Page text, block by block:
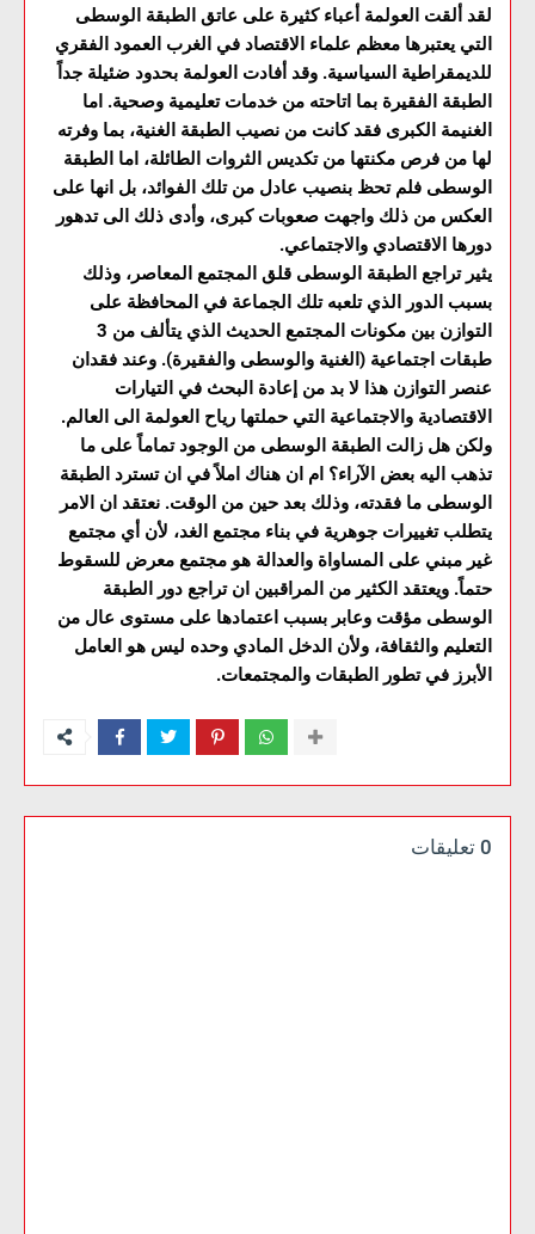
لقد ألقت العولمة أعباء كثيرة على عاتق الطبقة الوسطى
التي يعتبرها معظم علماء الاقتصاد في الغرب العمود الفقري
للديمقراطية السياسية. وقد أفادت العولمة بحدود ضئيلة جداً
الطبقة الفقيرة بما اتاحته من خدمات تعليمية وصحية. اما
الغنيمة الكبرى فقد كانت من نصيب الطبقة الغنية، بما وفرته
لها من فرص مكنتها من تكديس الثروات الطائلة، اما الطبقة
الوسطى فلم تحظ بنصيب عادل من تلك الفوائد، بل انها على
العكس من ذلك واجهت صعوبات كبرى، وأدى ذلك الى تدهور
دورها الاقتصادي والاجتماعي.
يثير تراجع الطبقة الوسطى قلق المجتمع المعاصر، وذلك
بسبب الدور الذي تلعبه تلك الجماعة في المحافظة على
التوازن بين مكونات المجتمع الحديث الذي يتألف من 3
طبقات اجتماعية (الغنية والوسطى والفقيرة). وعند فقدان
عنصر التوازن هذا لا بد من إعادة البحث في التيارات
الاقتصادية والاجتماعية التي حملتها رياح العولمة الى العالم.
ولكن هل زالت الطبقة الوسطى من الوجود تماماً على ما
تذهب اليه بعض الآراء؟ ام ان هناك املاً في ان تسترد الطبقة
الوسطى ما فقدته، وذلك بعد حين من الوقت. نعتقد ان الامر
يتطلب تغييرات جوهرية في بناء مجتمع الغد، لأن أي مجتمع
غير مبني على المساواة والعدالة هو مجتمع معرض للسقوط
حتماً. ويعتقد الكثير من المراقبين ان تراجع دور الطبقة
الوسطى مؤقت وعابر بسبب اعتمادها على مستوى عال من
التعليم والثقافة، ولأن الدخل المادي وحده ليس هو العامل
الأبرز في تطور الطبقات والمجتمعات.
0 تعليقات